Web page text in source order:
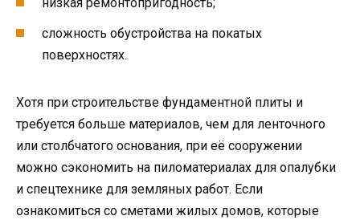
сложность обустройства на покатых
поверхностях.
Хотя при строительстве фундаментной плиты и
требуется больше материалов, чем для ленточного
или столбчатого основания, при её сооружении
можно сэкономить на пиломатериалах для опалубки
и спецтехнике для земляных работ. Если
ознакомиться со сметами жилых домов, которые